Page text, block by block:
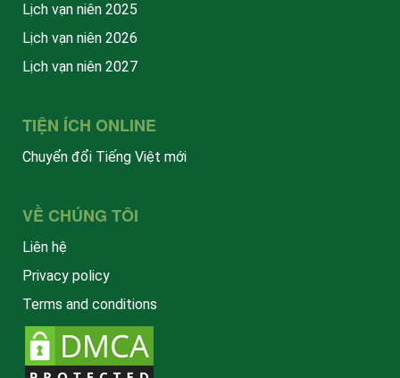
Lịch vạn niên 2025
Lịch vạn niên 2026
Lịch vạn niên 2027
TIỆN ÍCH ONLINE
Chuyển đổi Tiếng Việt mới
VỀ CHÚNG TÔI
Liên hệ
Privacy policy
Terms and conditions